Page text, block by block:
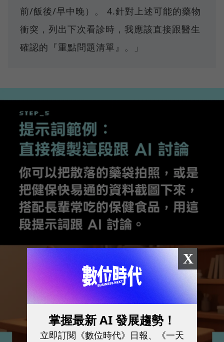
前/飯後/早中晚）。 4.針對上述可能的藥物
衝突，列出下次看診時，我應該直接跟醫生
確認的『重點問題清單』。」
X
掌握最新 AI 發展趨勢！
立即訂閱《數位時代》日報、《一天